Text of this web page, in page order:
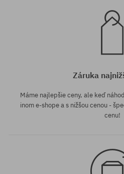
Záruka
Máme najlepšie ceny, ale keď
inom e-shope a s nižšou cenou -
cenu!